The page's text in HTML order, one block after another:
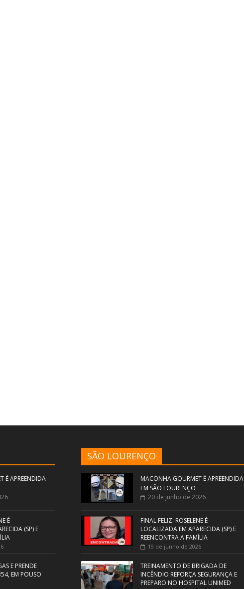
É APREENDIDA
É
(SP) E
E PRENDE
EM POUSO
SÃO LOURENÇO
MACONHA GOURMET É APREENDIDA
EM SÃO LOURENÇO
20 de junho de 2026
FINAL FELIZ: ROSELENE É
LOCALIZADA EM APARECIDA (SP) E
REENCONTRA A FAMÍLIA
19 de junho de 2026
TREINAMENTO DE BRIGADA DE
INCÊNDIO REFORÇA SEGURANÇA E
PREPARO NO HOSPITAL UNIMED